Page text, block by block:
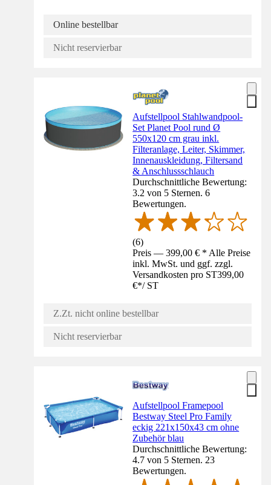
Online bestellbar
Nicht reservierbar
Aufstellpool Stahlwandpool-
Set Planet Pool rund Ø
550x120 cm grau inkl.
Filteranlage, Leiter, Skimmer,
Innenauskleidung, Filtersand
& Anschlussschlauch
Durchschnittliche Bewertung:
3.2 von 5 Sternen. 6
Bewertungen.
(6)
Preis — 399,00 € * Alle Preise
inkl. MwSt. und ggf. zzgl.
Versandkosten pro ST399,00
€*/ ST
Z.Zt. nicht online bestellbar
Nicht reservierbar
Aufstellpool Framepool
Bestway Steel Pro Family
eckig 221x150x43 cm ohne
Zubehör blau
Durchschnittliche Bewertung:
4.7 von 5 Sternen. 23
Bewertungen.